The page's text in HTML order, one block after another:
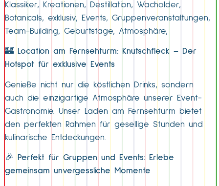
Klassiker, Kreationen, Destillation, Wacholder,
Botanicals, exklusiv, Events, Gruppenveranstaltungen,
Team-Building, Geburtstage, Atmosphäre,
🏰 Location am Fernsehturm: Knutschfleck – Der
Hotspot für exklusive Events
Genieße nicht nur die köstlichen Drinks, sondern
auch die einzigartige Atmosphäre unserer Event-
Gastronomie. Unser Laden am Fernsehturm bietet
den perfekten Rahmen für gesellige Stunden und
kulinarische Entdeckungen.
🎉
Perfekt für Gruppen und Events: Erlebe
gemeinsam unvergessliche Momente